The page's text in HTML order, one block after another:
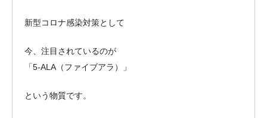
新型コロナ感染対策として
今、注目されているのが
「5-ALA（ファイブアラ）」
という物質です。